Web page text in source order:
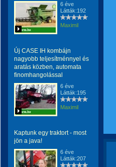
6 éve
Látták:192
Maximil
Új CASE IH kombájn
nagyobb teljesítménnyel és
aratás közben, automata
finomhangolással
6 éve
Látták:195
Maximil
Kaptunk egy traktort - most
jön a java!
6 éve
Látták:207